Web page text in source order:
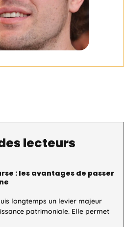
lecteurs
: les avantages de passer
longtemps un levier majeur
patrimoniale. Elle permet